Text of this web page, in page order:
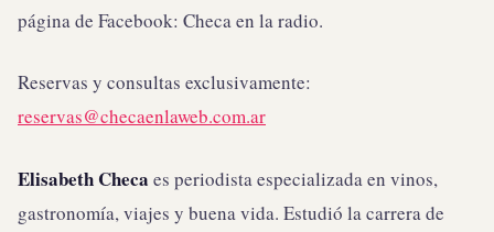
página de Facebook: Checa en la radio.
Reservas y consultas exclusivamente:
reservas@checaenlaweb.com.ar
Elisabeth Checa es periodista especializada en vinos,
gastronomía, viajes y buena vida. Estudió la carrera de